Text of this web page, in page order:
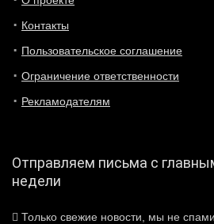
Контакты
Пользовательское соглашение
Ограничение ответственности
Рекламодателям
Отправляем письма с
недели
Только свежие новости, мы не